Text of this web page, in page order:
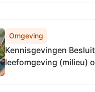
Omgeving
Kennisgevingen
leefomgeving (milieu)